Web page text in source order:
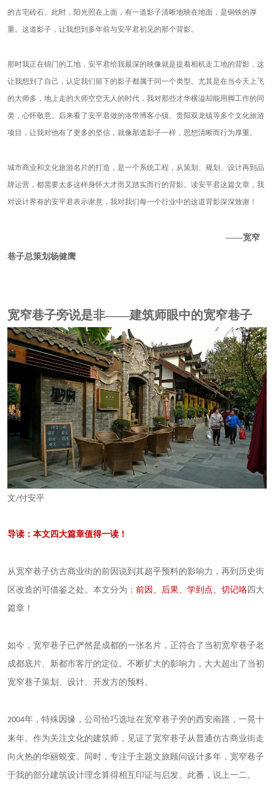
的古宅砖石。此时，阳光照在上面，有一道影子清晰地映在地面，是铜铁的厚
重。这道影子，让我想到多年前与安平君初见的那个背影。
那时我正在锦门的工地，安平君给我最深的映像就是提着相机走工地的背影，这
让我想到了自己，认定我们留下的影子都属于同一个类型。尤其是在当今天上飞
的大师多，地上走的大师空空无人的时代，我对那些才华横溢却能用脚工作的同
类，心怀敬意。后来看了安平君做的洛带博客小镇、贵阳双龙镇等多个文化旅游
项目，让我对他有了更多的坚信，就像那道影子一样，思想清晰而行为厚重。
城市商业和文化旅游名片的打造，是一个系统工程，从策划、规划、设计再到品
牌运营，都需要太多这样身怀大才而又踏实而行的背影。读安平君这篇文章，我
对设计界有的安平君表示谢意，我对我们每一个行业中的这道背影深深致谢！
——宽窄
巷子总策划杨健鹰
宽窄巷子旁说是非——建筑师眼中的宽窄巷子
文/付安平
导读：本文四大篇章值得一读！
从宽窄巷子仿古商业街的前因说到其超乎预料的影响力，再到历史街
区改造的可借鉴之处。本文分为： 前因、后果、学到点、切记咯四大
篇章！
如今，宽窄巷子已俨然是成都的一张名片，正符合了当初宽窄巷子老
成都底片、新都市客厅的定位。不断扩大的影响力，大大超出了当初
宽窄巷子策划、设计、开发方的预料。
2004年，特殊因缘，公司恰巧选址在宽窄巷子旁的西安南路，一晃十
来年。作为关注文化的建筑师，见证了宽窄巷子从普通仿古商业街走
向火热的华丽蜕变。同时，专注于主题文旅顾问设计多年，宽窄巷子
于我的部分建筑设计理念算得相互印证与启发。此番，说上一二。